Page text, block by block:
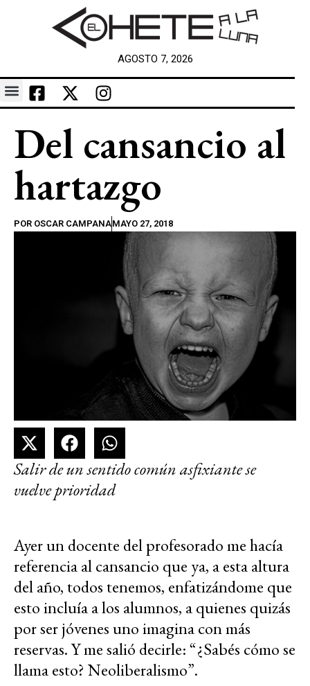
AGOSTO 7, 2026
Del cansancio al
hartazgo
POR OSCAR CAMPANAMAYO 27, 2018
Salir de un sentido común asfixiante se
vuelve prioridad
Ayer un docente del profesorado me hacía
referencia al cansancio que ya, a esta altura
del año, todos tenemos, enfatizándome que
esto incluía a los alumnos, a quienes quizás
por ser jóvenes uno imagina con más
reservas. Y me salió decirle: “¿Sabés cómo se
llama esto? Neoliberalismo”.